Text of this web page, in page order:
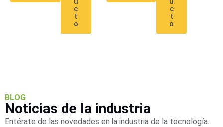
c
t
o
c
t
o
BLOG
Noticias de la industria
Entérate de las novedades en la industria de la tecnología.